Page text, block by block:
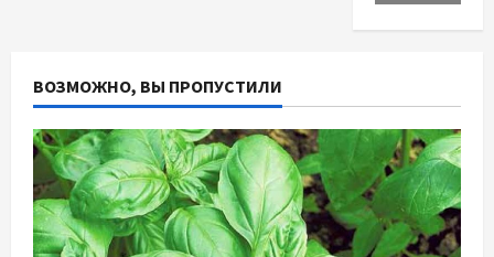
ВОЗМОЖНО, ВЫ ПРОПУСТИЛИ